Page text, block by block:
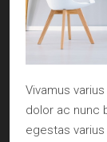
Vivamus
dolor ac nunc
egestas